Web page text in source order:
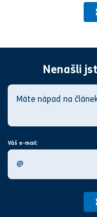
Nenašli
Váš e-mail: